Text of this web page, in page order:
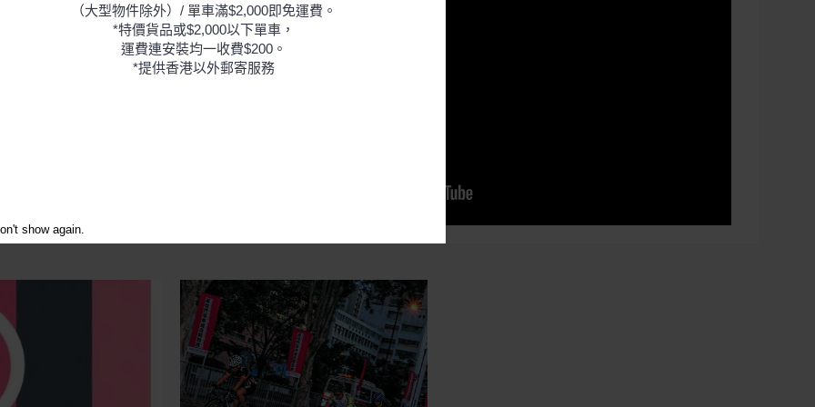
（大型物件除外）/ 單車滿$2,000即免運費。
*特價貨品或$2,000以下單車，
運費連安裝均一收費$200。
*提供香港以外郵寄服務
show again.